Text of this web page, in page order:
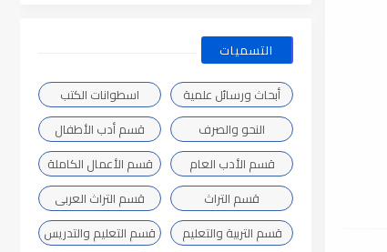
التسميات
أبحاث ورسائل علمية
اسطوانات الكتب
النحو والصرف
قسم أدب الأطفال
قسم الأدب العام
قسم الأعمال الكاملة
قسم التراث
قسم التراث العربى
قسم التربية والتعليم
قسم التعليم والتدريس